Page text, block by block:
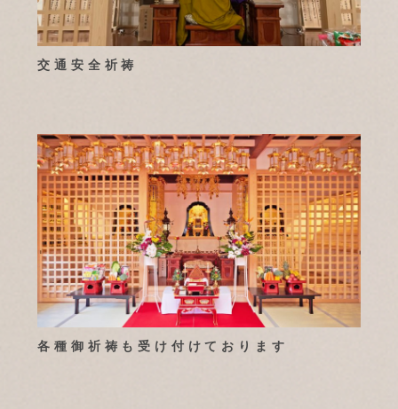
交通安全祈祷
各種御祈祷も受け付けております